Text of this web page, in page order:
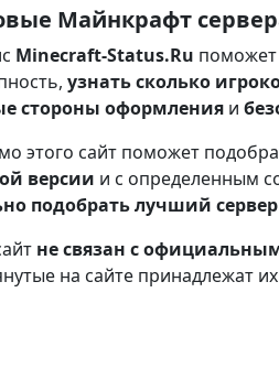
Майнкрафт
Minecraft-Status.Ru
узнать сколько
стороны оформления и
этого сайт поможет
версии и с определенным
подобрать лучший
не связан с
на сайте принадлежат